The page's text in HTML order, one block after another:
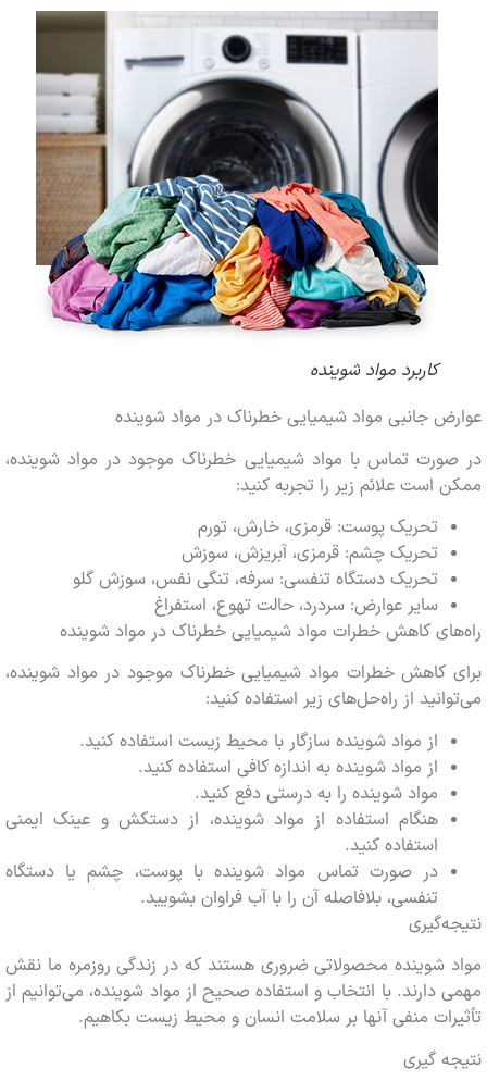
کاربرد مواد شوینده
جانبی مواد شیمیایی خطرناک در مواد شوینده
تماس با مواد شیمیایی خطرناک موجود در مواد شوینده،
علائم زیر را تجربه کنید:
تحریک پوست: قرمزی، خارش، تورم
تحریک چشم: قرمزی، آبریزش، سوزش
تحریک دستگاه تنفسی: سرفه، تنگی نفس، سوزش گلو
سایر عوارض: سردرد، حالت تهوع، استفراغ
کاهش خطرات مواد شیمیایی خطرناک در مواد شوینده
کاهش خطرات مواد شیمیایی خطرناک موجود در مواد شوینده،
از راه‌حل‌های زیر استفاده کنید:
از مواد شوینده سازگار با محیط زیست استفاده کنید.
از مواد شوینده به اندازه کافی استفاده کنید.
مواد شوینده را به درستی دفع کنید.
هنگام استفاده از مواد شوینده، از دستکش و عینک ایمنی
استفاده کنید.
در صورت تماس مواد شوینده با پوست، چشم یا دستگاه
تنفسی، بلافاصله آن را با آب فراوان بشویید.
شوینده محصولاتی ضروری هستند که در زندگی روزمره ما نقش
با انتخاب و استفاده صحیح از مواد شوینده، می‌توانیم از
منفی آنها بر سلامت انسان و محیط زیست بکاهیم.
گیری